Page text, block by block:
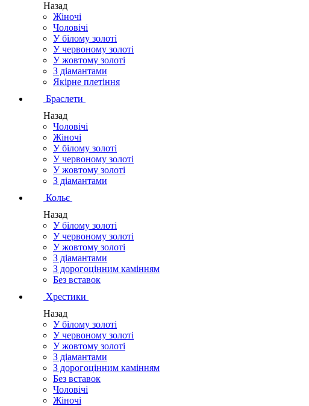
Назад
Жіночі
Чоловічі
У білому золоті
У червоному золоті
У жовтому золоті
З діамантами
Якірне плетіння
Браслети
Назад
Чоловічі
Жіночі
У білому золоті
У червоному золоті
У жовтому золоті
З діамантами
Кольє
Назад
У білому золоті
У червоному золоті
У жовтому золоті
З діамантами
З дорогоцінним камінням
Без вставок
Хрестики
Назад
У білому золоті
У червоному золоті
У жовтому золоті
З діамантами
З дорогоцінним камінням
Без вставок
Чоловічі
Жіночі